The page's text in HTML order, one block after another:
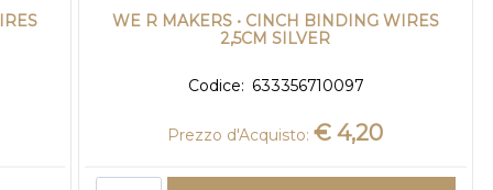
WE R MAKERS • CINCH BINDING WIRES
2,5CM SILVER
Codice: 633356710097
Prezzo d'Acquisto: € 4,20